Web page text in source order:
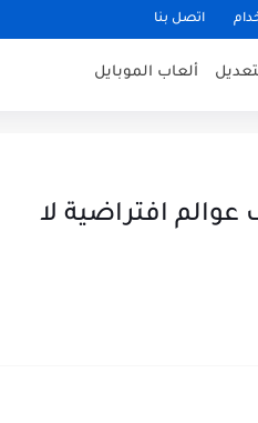
اتصل بنا
ألعاب الموبايل
افتراضية لا